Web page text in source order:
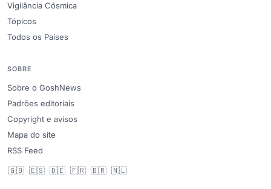
Vigilância Cósmica
Tópicos
Todos os Países
SOBRE
Sobre o GoshNews
Padrões editoriais
Copyright e avisos
Mapa do site
RSS Feed
🇬🇧 🇪🇸 🇩🇪 🇫🇷 🇧🇷 🇳🇱